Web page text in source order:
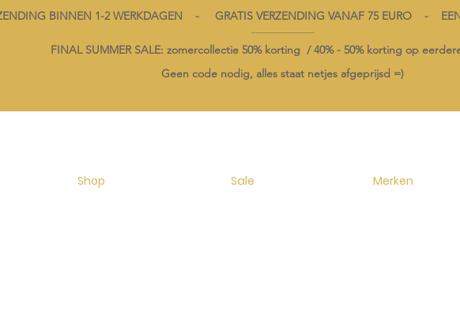
BINNEN 1-2 WERKDAGEN - GRATIS VERZENDING VANAF 75 EURO -
----------------------------------------
FINAL SUMMER SALE: zomercollectie 50% korting /40% - 50% korting op
Geen code nodig, alles staat netjes afgeprijsd =)
Shop Sale Merken